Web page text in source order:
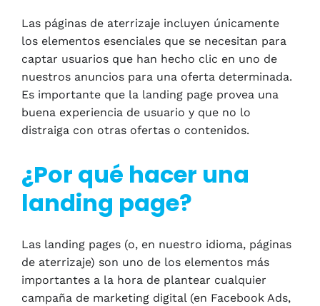
Las páginas de aterrizaje incluyen únicamente
los elementos esenciales que se necesitan para
captar usuarios que han hecho clic en uno de
nuestros anuncios para una oferta determinada.
Es importante que la landing page provea una
buena experiencia de usuario y que no lo
distraiga con otras ofertas o contenidos.
¿Por qué hacer una
landing page?
Las landing pages (o, en nuestro idioma, páginas
de aterrizaje) son uno de los elementos más
importantes a la hora de plantear cualquier
campaña de marketing digital (en Facebook Ads,